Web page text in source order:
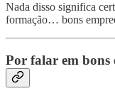
Nada disso significa
formação… bons
Por falar em bons